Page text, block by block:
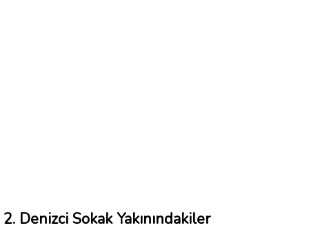
2. Denizci Sokak Yakınındakiler